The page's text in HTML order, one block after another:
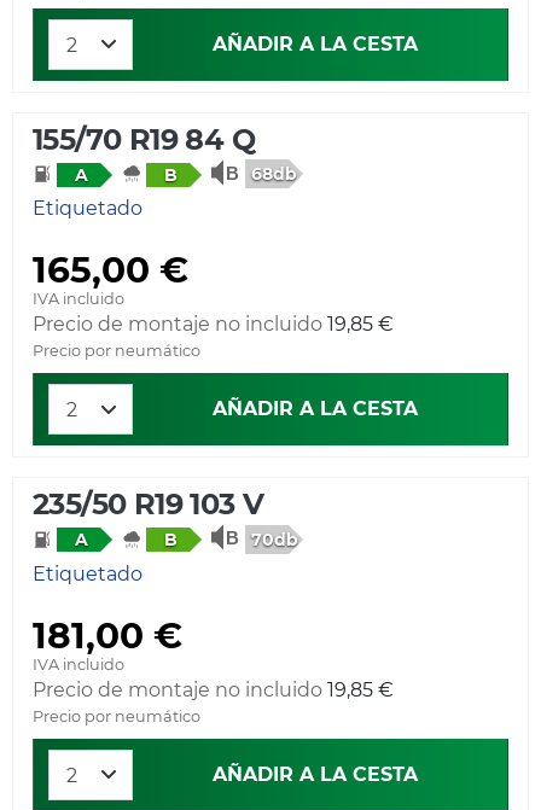
AÑADIR A LA CESTA
155/70 R19 84 Q
A B 68db
Etiquetado
165,00 €
IVA incluido
Precio de montaje no incluido 19,85 €
Precio por neumático
AÑADIR A LA CESTA
235/50 R19 103 V
A B 70db
Etiquetado
181,00 €
IVA incluido
Precio de montaje no incluido 19,85 €
Precio por neumático
AÑADIR A LA CESTA